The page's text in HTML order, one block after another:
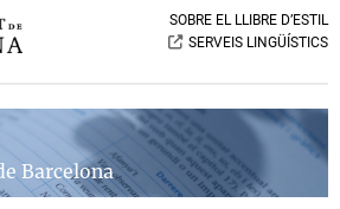
SOBRE EL LLIBRE D’ESTIL
SERVEIS LINGÜÍSTICS
Barcelona